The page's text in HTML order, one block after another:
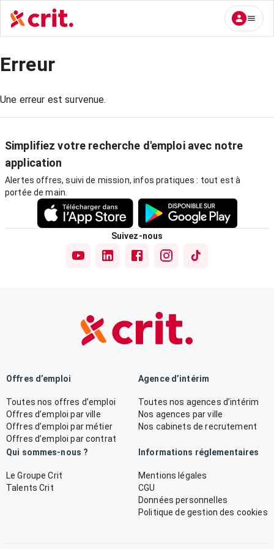
Erreur
Une erreur est survenue.
Simplifiez votre recherche d'emploi avec notre
application
Alertes offres, suivi de mission, infos pratiques : tout est à
portée de main.
Suivez-nous
Offres d’emploi
Toutes nos offres d’emploi
Offres d’emploi par ville
Offres d’emploi par métier
Offres d’emploi par contrat
Agence d’intérim
Toutes nos agences d’intérim
Nos agences par ville
Nos cabinets de recrutement
Qui sommes-nous ?
Le Groupe Crit
Talents Crit
Informations réglementaires
Mentions légales
CGU
Données personnelles
Politique de gestion des cookies